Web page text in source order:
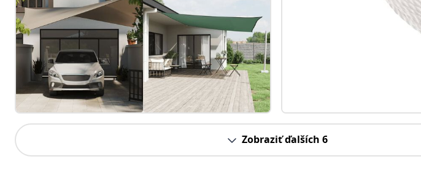
Zobraziť ďalších 6